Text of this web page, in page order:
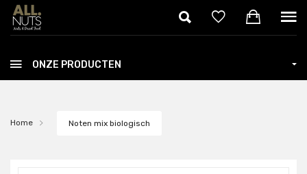
Skip to main content
ONZE PRODUCTEN
Home Noten mix biologisch